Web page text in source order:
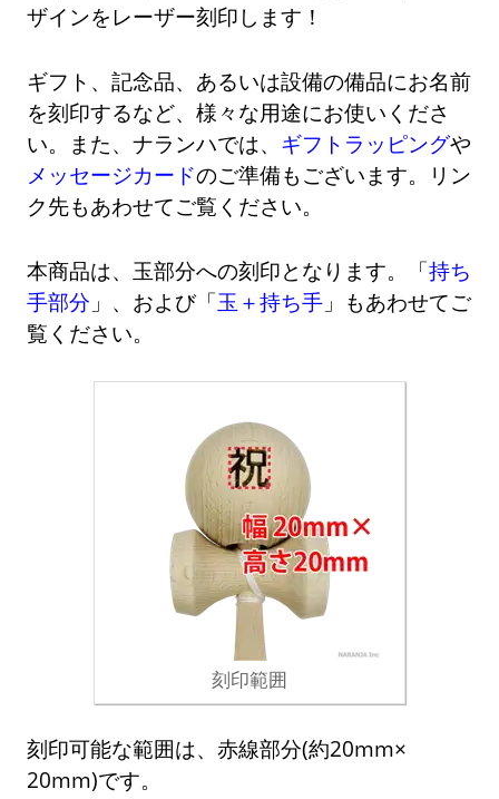
ザインをレーザー刻印します！
ギフト、記念品、あるいは設備の備品にお名前
を刻印するなど、様々な用途にお使いくださ
い。また、ナランハでは、 ギフトラッピングや
メッセージカードのご準備もございます。リン
ク先もあわせてご覧ください。
本商品は、玉部分への刻印となります。「持ち
手部分 」、および「玉＋持ち手 」もあわせてご
覧ください。
刻印範囲
刻印可能な範囲は、赤線部分(約20mm×
20mm)です。